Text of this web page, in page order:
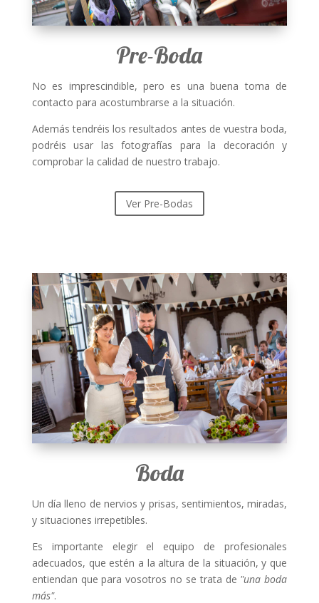
Pre-Boda
No es imprescindible, pero es una buena toma de
contacto para acostumbrarse a la situación.
Además tendréis los resultados antes de vuestra boda,
podréis usar las fotografías para la decoración y
comprobar la calidad de nuestro trabajo.
Ver Pre-Bodas
Boda
Un día lleno de nervios y prisas, sentimientos, miradas,
y situaciones irrepetibles.
Es importante elegir el equipo de profesionales
adecuados, que estén a la altura de la situación, y que
entiendan que para vosotros no se trata de "una boda
más".